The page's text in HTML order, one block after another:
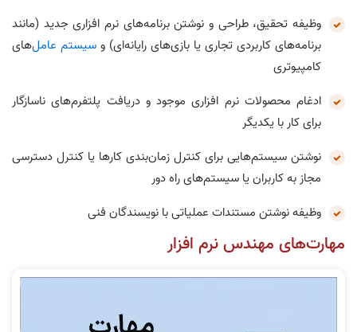
وظیفه تحقیق، طراحی و نوشتن برنامه‌های نرم افزاری جدید (مانند
برنامه‌های کاربردی تجاری یا بازی‌های رایانه‌ای) و سیستم عامل‌های
کامپیوتری
ادغام محصولات نرم افزاری موجود و دریافت پلتفرم‌های ناسازگار
برای کار با یکدیگر
نوشتن سیستم‌هایی برای کنترل زمان‌بندی کارها یا کنترل دسترسی
مجاز به کاربران یا سیستم‌های راه دور
وظیفه نوشتن مستندات عملیاتی با نویسندگان فنی
مهارت‌های مهندس نرم افزار